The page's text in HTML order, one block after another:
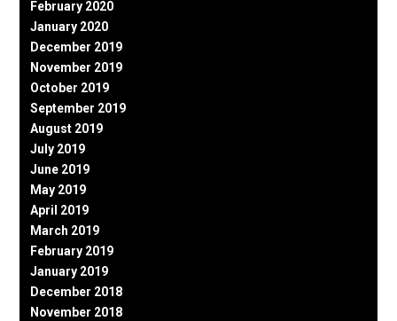
February 2020
January 2020
December 2019
November 2019
October 2019
September 2019
August 2019
July 2019
June 2019
May 2019
April 2019
March 2019
February 2019
January 2019
December 2018
November 2018